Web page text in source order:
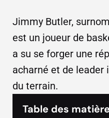
Jimmy Butler,
est un joueur de
a su se forger une
acharné et de
du terrain.
Table des